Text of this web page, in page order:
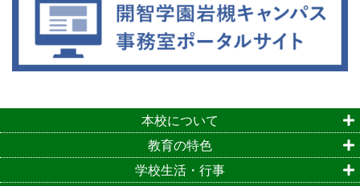
本校について
教育の特色
学校生活・行事